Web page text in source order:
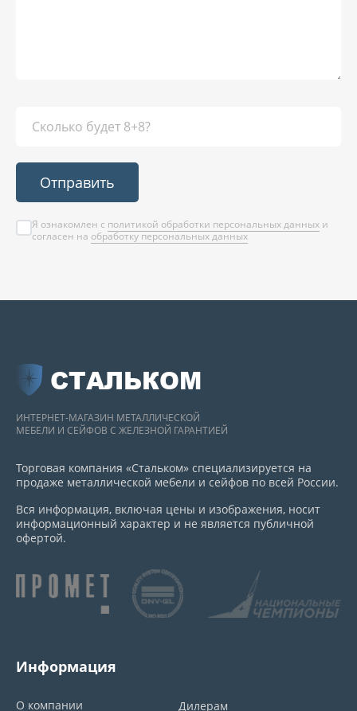
Отправить
Я ознакомлен с политикой обработки персональных данных и
согласен на обработку персональных данных
СТАЛЬКОМ
ИНТЕРНЕТ-МАГАЗИН МЕТАЛЛИЧЕСКОЙ
МЕБЕЛИ И СЕЙФОВ С ЖЕЛЕЗНОЙ ГАРАНТИЕЙ
Торговая компания «Стальком» специализируется на
продаже металлической мебели и сейфов по всей России.
Вся информация, включая цены и изображения, носит
информационный характер и не является публичной
офертой.
Информация
О компании
Дилерам